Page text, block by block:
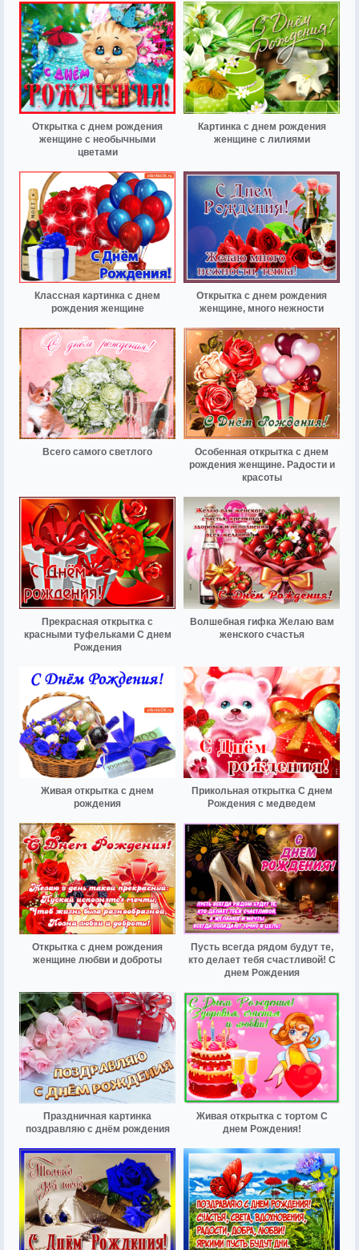
Открытка с днем рождения
женщине с необычными
цветами
Картинка с днем рождения
женщине с лилиями
Классная картинка с днем
рождения женщине
Открытка с днем рождения
женщине, много нежности
Всего самого светлого
Особенная открытка с днем
рождения женщине. Радости и
красоты
Прекрасная открытка с
красными туфельками С днем
Рождения
Волшебная гифка Желаю вам
женского счастья
Живая открытка с днем
рождения
Прикольная открытка С днем
Рождения с медведем
Открытка с днем рождения
женщине любви и доброты
Пусть всегда рядом будут те,
кто делает тебя счастливой! С
днем Рождения
Праздничная картинка
поздравляю с днём рождения
Живая открытка с тортом С
днем Рождения!